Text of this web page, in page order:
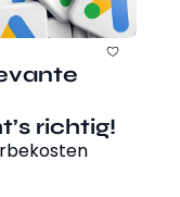
richtig!